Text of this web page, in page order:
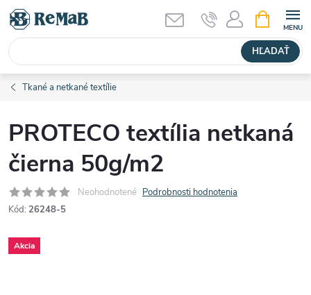
Prejsť
obsah
HĽADAŤ
KOŠÍK
Tkané a netkané textílie
PROTECO textília netkaná
čierna 50g/m2
Neohodnotené Podrobnosti hodnotenia
Kód: 26248-5
Akcia